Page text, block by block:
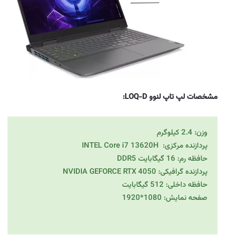
مشخصات لپ تاپ لنوو LOQ-D:
وزن: 2.4 کیلوگرم
پردازنده مرکزی: INTEL Core i7 13620H
حافظه رم: 16 گیگابایت DDR5
پردازنده گرافیکی: NVIDIA GEFORCE RTX 4050
حافظه داخلی: 512 گیگابایت
صفحه نمایش: 1080*1920